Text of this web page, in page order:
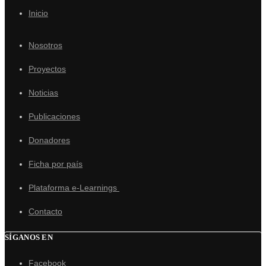
Inicio
Nosotros
Proyectos
Noticias
Publicaciones
Donadores
Ficha por país
Plataforma e-Learnings
Contacto
SÍGANOS EN
Facebook